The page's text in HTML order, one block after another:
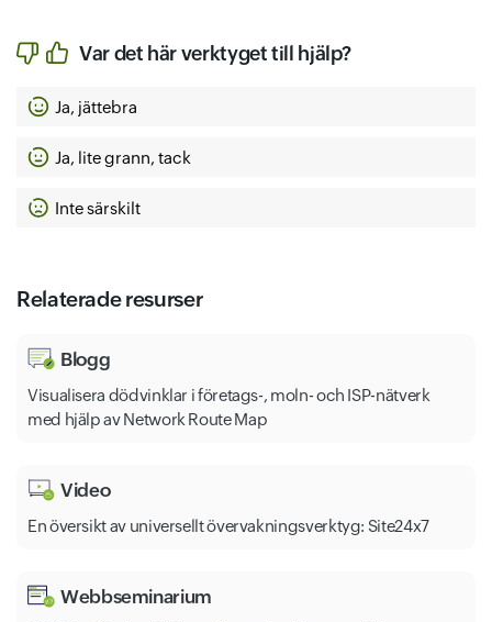
Var det här verktyget till hjälp?
Ja, jättebra
Ja, lite grann, tack
Inte särskilt
Relaterade resurser
Blogg
Visualisera dödvinklar i företags-, moln- och ISP-nätverk
med hjälp av Network Route Map
Video
En översikt av universellt övervakningsverktyg: Site24x7
Webbseminarium